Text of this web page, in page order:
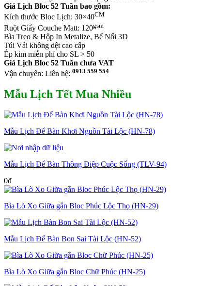
Giá Lịch Bloc 52 Tuần bao gồm:
Kích thước Bloc Lịch: 30×40CM
Ruột Giấy Couche Matt: 120gsm
Bìa Treo & Hộp In Metalize, Bế Nổi 3D
Túi Vải không dệt cao cấp
Ép kim miễn phí cho SL > 50
Giá Lịch Bloc 52 Tuần chưa VAT
Vận chuyển: Liên hệ: 0913 559 554
Mẫu Lịch Tết Mua Nhiều
Mẫu Lịch Để Bàn Khơi Nguồn Tài Lộc (HN-78)
Mẫu Lịch Để Bàn Thông Điệp Cuộc Sống (TLV-94)
0₫
Bìa Lò Xo Giữa gắn Bloc Phúc Lộc Thọ (HN-29)
Mẫu Lịch Để Bàn Bon Sai Tài Lộc (HN-52)
Bìa Lò Xo Giữa gắn Bloc Chữ Phúc (HN-25)